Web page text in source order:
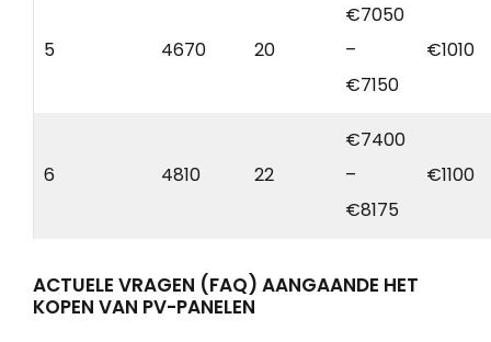
5 4670 20
€7050
–
€7150
€1010
6 4810 22
€7400
–
€8175
€1100
ACTUELE VRAGEN (FAQ) AANGAANDE HET
KOPEN VAN PV-PANELEN